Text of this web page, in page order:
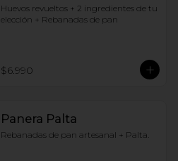
Huevos revueltos + 2 ingredientes de tu
elección + Rebanadas de pan
$6.990
Panera Palta
Rebanadas de pan artesanal + Palta.